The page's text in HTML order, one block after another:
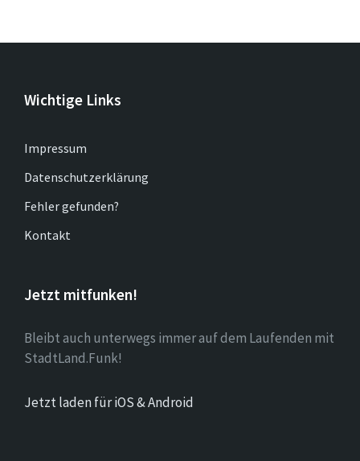
Wichtige Links
Impressum
Datenschutzerklärung
Fehler gefunden?
Kontakt
Jetzt mitfunken!
Bleibt auch unterwegs immer auf dem Laufenden mit
StadtLand.Funk!
Jetzt laden für iOS & Android